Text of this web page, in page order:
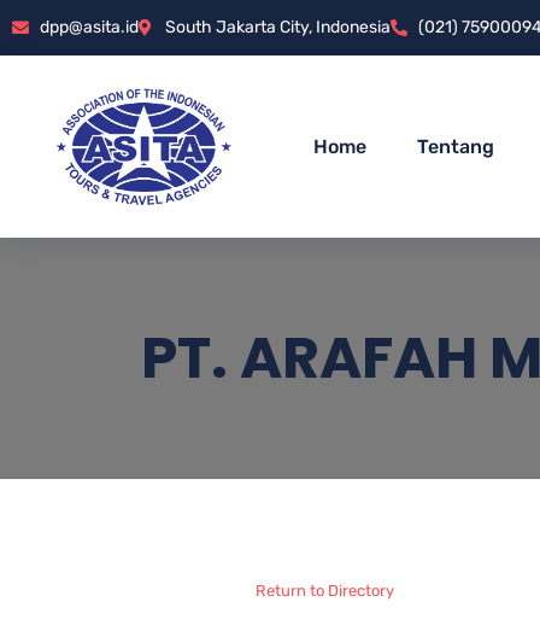
dpp@asita.id South Jakarta City, Indonesia (021)
Home Tentang
PT. ARAFAH
Return to Directory